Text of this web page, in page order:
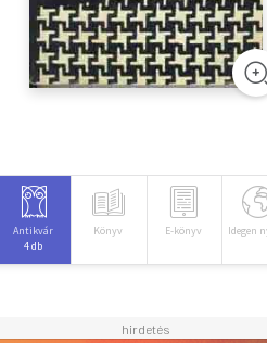
Antikvár
4 db
Könyv E-könyv Idegen